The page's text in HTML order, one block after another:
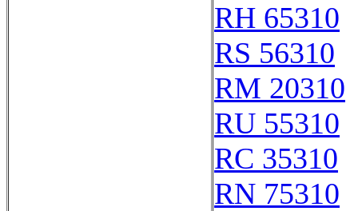
RH 65310
RS 56310
RM 20310
RU 55310
RC 35310
RN 75310